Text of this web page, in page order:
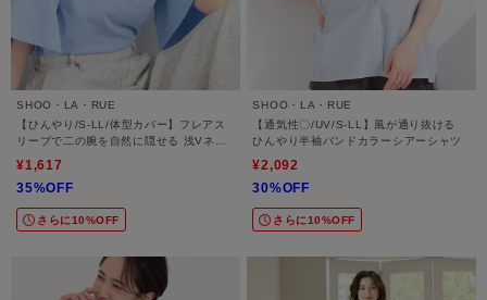
SHOO・LA・RUE
【ひんやり/S-LL/体型カバー】フレアス
リーブで二の腕を自然に隠せる 浅Vネッ
¥1,617
35%OFF
さらに10%OFF
SHOO・LA・RUE
【通気性〇/UV/S-LL】風が通り抜ける
ひんやり半袖バンドカラーシアーシャツ
¥2,092
30%OFF
さらに10%OFF